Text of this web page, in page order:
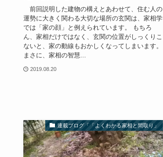
前回説明した建物の構えとあわせて、住む人の
運勢に大きく関わる大切な場所の玄関は、家相学
では「家の顔」と例えられています。 もちろ
ん、家相だけではなく、玄関の位置がしっくりこ
ないと、家の動線もおかしくなってしまいます。
まさに、家相の智慧...
2019.08.20
連載ブログ「「よくわかる家相と間取り」